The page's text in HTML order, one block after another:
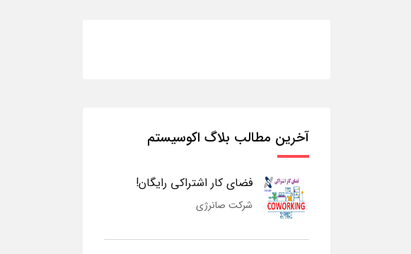
آخرین مطالب بلاگ اکوسیستم
فضای کار اشتراکی رایگان!
شرکت صانرژی